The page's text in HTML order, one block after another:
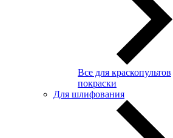
Все для краскопультов
покраски
Для шлифования